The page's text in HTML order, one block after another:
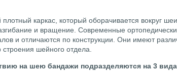
каркас, который оборачивается вокруг
и вращение. Современные
и отличаются по конструкции. Они имеют
шейного отдела.
на шею бандажи подразделяются на 3